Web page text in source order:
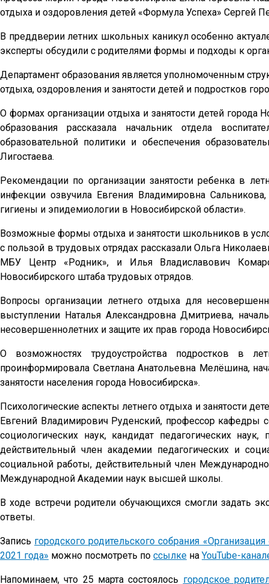
отдыха и оздоровления детей «Формула Успеха» Сергей
В преддверии летних школьных каникул особенно
эксперты обсудили с родителями формы и подходы к
Департамент образования является уполномоченным
отдыха, оздоровления и занятости детей и подростков
О формах организации отдыха и занятости детей города
образования рассказала начальник отдела
образовательной политики и обеспечения
Лигостаева.
Рекомендации по организации занятости ребенка в
инфекции озвучила Евгения Владимировна
гигиены и эпидемиологии в Новосибирской области».
Возможные формы отдыха и занятости школьников в
с пользой в трудовых отрядах рассказали Ольга
МБУ Центр «Родник», и Илья Владиславович
Новосибирского штаба трудовых отрядов.
Вопросы организации летнего отдыха для
выступлении Наталья Александровна Дмитриева,
несовершеннолетних и защите их прав города
О возможностях трудоустройства подростков в
проинформировала Светлана Анатольевна Мелёшина,
занятости населения города Новосибирска».
Психологические аспекты летнего отдыха и занятости
Евгений Владимирович Руденский, профессор кафедры
социологических наук, кандидат педагогических
действительный член академии педагогических и
социальной работы, действительный член
Международной Академии наук высшей школы.
В ходе встречи родители обучающихся смогли задать
ответы.
Запись городского родительского собрания
2021 года» можно посмотреть по ссылке на YouTube-
Напоминаем, что 25 марта состоялось городское